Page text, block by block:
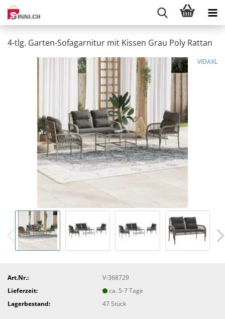
4-tlg. Garten-Sofagarnitur mit Kissen Grau Poly Rattan
VIDAXL
Art.Nr.:
V-368729
Lieferzeit:
ca. 5-7 Tage
Lagerbestand:
47Stück